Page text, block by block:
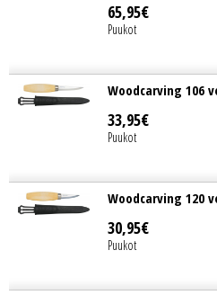
65,95€
Puukot
Woodcarving 106
33,95€
Puukot
Woodcarving 120
30,95€
Puukot